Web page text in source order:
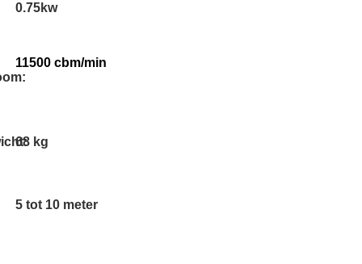
0.75kw
11500 cbm/min
68 kg
5 tot 10 meter